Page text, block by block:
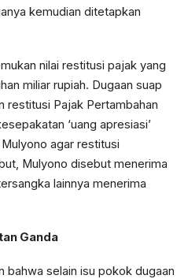
kemudian ditetapkan
nilai restitusi pajak yang
miliar rupiah. Dugaan suap
restitusi Pajak Pertambahan
‘uang apresiasi’
agar restitusi
Mulyono disebut menerima
lainnya menerima
Ganda
bahwa selain isu pokok dugaan